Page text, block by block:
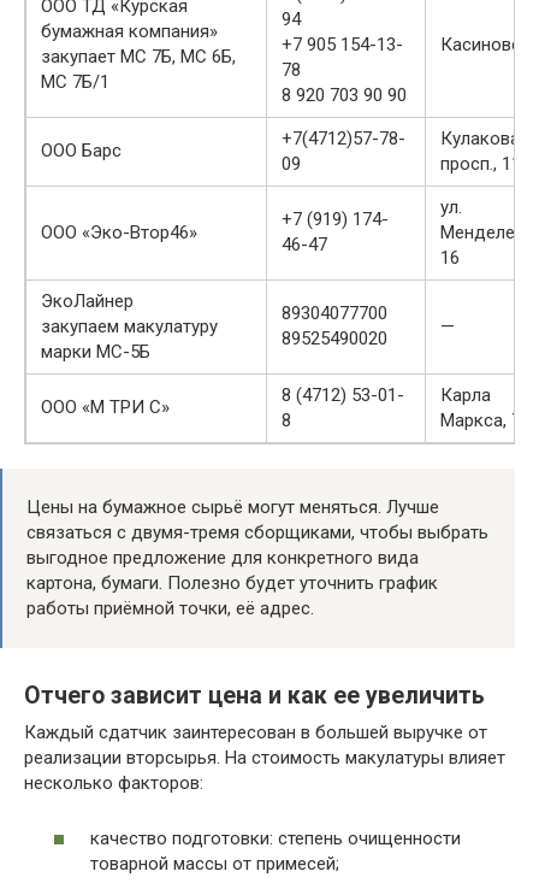
ООО ТД «Курская
бумажная компания»
закупает МС 7Б, МС 6Б,
МС 7Б/1
94
+7 905 154-13-
78
8 920 703 90 90
ООО Барс
+7(4712)57-78-
09
Кулакова
просп., 115
OOO «Эко-Втор46»
+7 (919) 174-
46-47
ул.
16
ЭкоЛайнер
закупаем макулатуру
марки МС-5Б
89304077700
89525490020
—
ООО «М ТРИ С»
8 (4712) 53-01-
8
Карла
Маркса, 77
Цены на бумажное сырьё могут меняться. Лучше
связаться с двумя-тремя сборщиками, чтобы выбрать
выгодное предложение для конкретного вида
картона, бумаги. Полезно будет уточнить график
работы приёмной точки, её адрес.
Отчего зависит цена и как ее увеличить
Каждый сдатчик заинтересован в большей выручке от
реализации вторсырья. На стоимость макулатуры влияет
несколько факторов:
качество подготовки: степень очищенности
товарной массы от примесей;